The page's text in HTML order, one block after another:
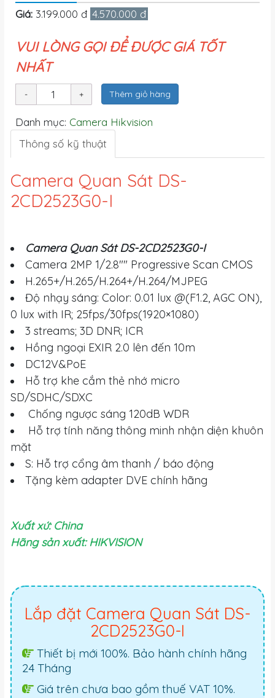
Giá: 3.199.000 đ 4.570.000 đ
VUI LÒNG GỌI ĐỂ ĐƯỢC GIÁ TỐT
NHẤT
Thêm giỏ hàng
Danh mục: Camera Hikvision
Thông số kỹ thuật
Camera Quan Sát DS-
2CD2523G0-I
Camera Quan Sát DS-2CD2523G0-I
Camera 2MP 1/2.8"" Progressive Scan CMOS
H.265+/H.265/H.264+/H.264/MJPEG
Độ nhạy sáng: Color: 0.01 lux @(F1.2, AGC ON),
0 lux with IR; 25fps/30fps(1920×1080)
3 streams; 3D DNR; ICR
Hồng ngoại EXIR 2.0 lên đến 10m
DC12V&PoE
Hỗ trợ khe cắm thẻ nhớ micro
SD/SDHC/SDXC
Chống ngược sáng 120dB WDR
Hỗ trợ tính năng thông minh nhận diện khuôn
mặt
S: Hỗ trợ cổng âm thanh / báo động
Tặng kèm adapter DVE chính hãng
Xuất xứ: China
Hãng sản xuất: HIKVISION
Lắp đặt Camera Quan Sát DS-
2CD2523G0-I
Thiết bị mới 100%. Bảo hành chính hãng
24 Tháng
Giá trên chưa bao gồm thuế VAT 10%.